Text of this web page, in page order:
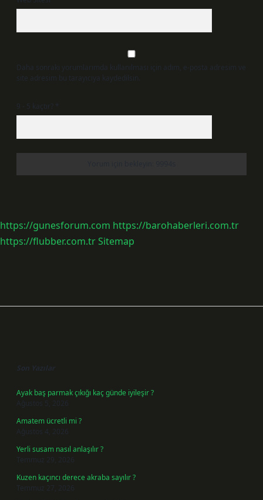
Daha sonraki yorumlarımda kullanılması için adım, e-posta adresim ve
site adresim bu tarayıcıya kaydedilsin.
9 - 5 kaçtır? *
https://gunesforum.com https://barohaberleri.com.tr
https://flubber.com.trSitemap
Son Yazılar
Ayak baş parmak çıkığı kaç günde iyileşir ?
Ağustos 5, 2026
Amatem ücretli mi ?
Ağustos 4, 2026
Yerli susam nasıl anlaşılır ?
Temmuz 29, 2026
Kuzen kaçıncı derece akraba sayılır ?
Temmuz 27, 2026